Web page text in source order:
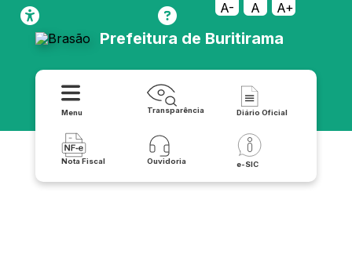
A- A A+
Prefeitura de Buritirama
Menu Transparência Diário Oficial
Nota Fiscal Ouvidoria e-SIC